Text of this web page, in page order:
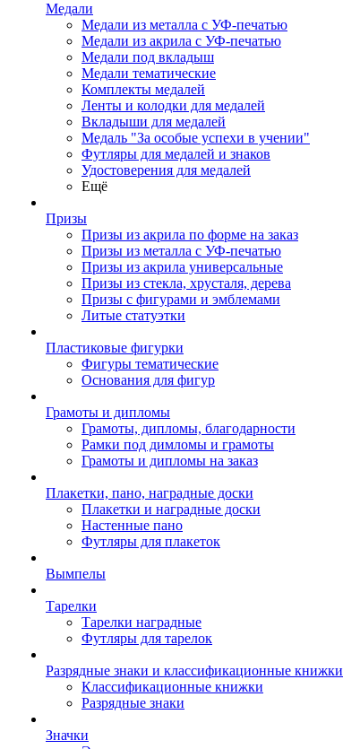
Медали
Медали из металла с УФ-печатью
Медали из акрила с УФ-печатью
Медали под вкладыш
Медали тематические
Комплекты медалей
Ленты и колодки для медалей
Вкладыши для медалей
Медаль "За особые успехи в учении"
Футляры для медалей и знаков
Удостоверения для медалей
Ещё
Призы
Призы из акрила по форме на заказ
Призы из металла с УФ-печатью
Призы из акрила универсальные
Призы из стекла, хрусталя, дерева
Призы с фигурами и эмблемами
Литые статуэтки
Пластиковые фигурки
Фигуры тематические
Основания для фигур
Грамоты и дипломы
Грамоты, дипломы, благодарности
Рамки под димломы и грамоты
Грамоты и дипломы на заказ
Плакетки, пано, наградные доски
Плакетки и наградные доски
Настенные пано
Футляры для плакеток
Вымпелы
Тарелки
Тарелки наградные
Футляры для тарелок
Разрядные знаки и классификационные книжки
Классификационные книжки
Разрядные знаки
Значки